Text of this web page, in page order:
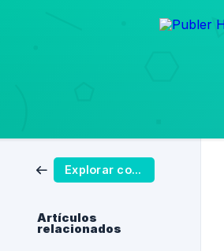
Explorar contenido
Artículos
relacionados